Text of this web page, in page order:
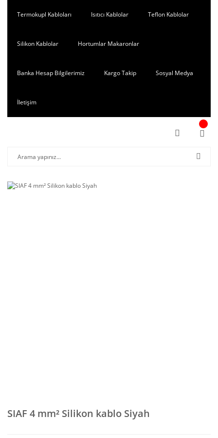
Termokupl Kabloları Isıtıcı Kablolar Teflon Kablolar
Silikon Kablolar Hortumlar Makaronlar
Banka Hesap Bilgilerimiz Kargo Takip Sosyal Medya
İletişim
SIAF 4 mm² Silikon kablo Siyah